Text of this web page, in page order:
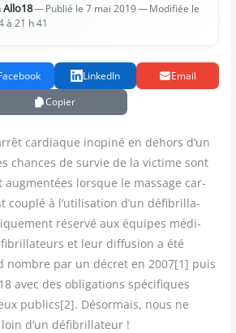
— Publié le 7 mai 2019— Modi­fiée le
à 21 h 41
LinkedIn
Email
Copier
car­diaque inopi­né en dehors d’un
chances de sur­vie de la vic­time sont
aug­men­tées lorsque le mas­sage car­
cou­plé à l’utilisation d’un défi­bril­la­
réser­vé aux équipes médi­
et leur dif­fu­sion a été
nombre par un décret en 2007[1] puis
avec des obli­ga­tions spé­ci­fiques
publics[2]. Désor­mais, nous ne
d’un défibrillateur !